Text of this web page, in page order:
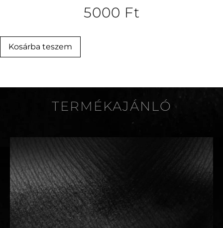
5000 Ft
Kosárba teszem
TERMÉKAJÁNLÓ